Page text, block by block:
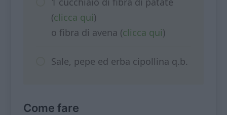
(clicca qui)
o fibra di avena (clicca qui)
Sale, pepe ed erba cipollina q.b.
Come fare